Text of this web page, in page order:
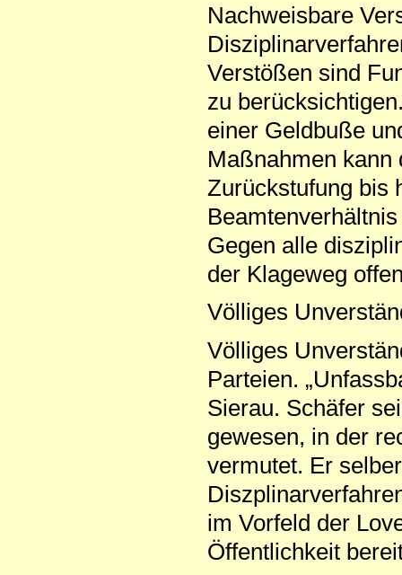
Nachweisbare
Verstößen sind
zu
einer Geldbuße
Maßnahmen kann
Zurückstufung bis
Gegen alle
der Klageweg
Völliges
Völliges
Parteien.
Sierau. Schäfer
gewesen, in der
vermutet. Er
im Vorfeld der
Öffentlichkeit